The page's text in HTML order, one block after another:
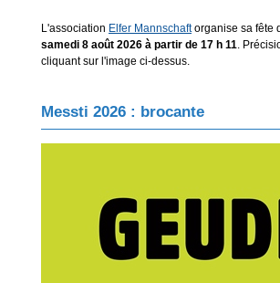
L'association Elfer Mannschaftorganise sa fête
samedi 8 août 2026 à partir de 17 h 11 .
cliquant sur l'image ci-dessus.
Messti 2026 : brocante